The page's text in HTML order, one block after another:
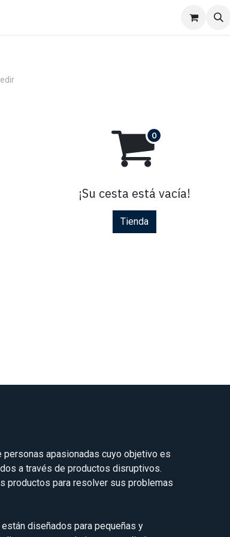
¡Su cesta está vacía!
Tienda
personas apasionadas cuyo objetivo es
a través de productos disruptivos.
productos para resolver sus problemas
diseñados para pequeñas y